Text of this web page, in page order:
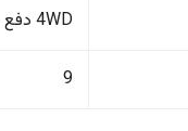
4WD دفع رباعي
9